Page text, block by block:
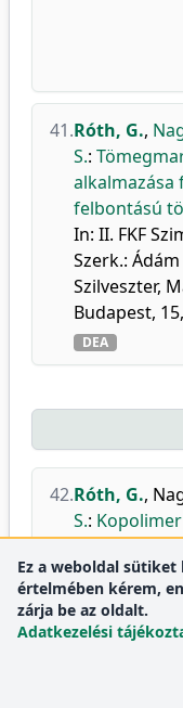
41.Róth, G.,
S.:
felbontású
In: II. FKF
Szerk.:
Szilveszter,
Budapest,
DEA
42.Róth, G.,
S.:
automatikus
In: XXVI.
26th
Chemistry.
Magyar
(EMT)
Ez a weboldal
értelmében kérem,
zárja be az oldalt.
Adatkezelési